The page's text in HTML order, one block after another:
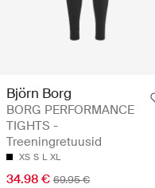
Björn Borg
BORG PERFORMANCE
TIGHTS -
Treeningretuusid
XS S L XL
34.98 € 69.95 €